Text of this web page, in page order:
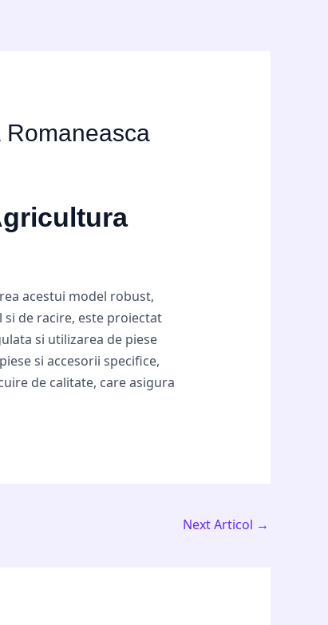
Romaneasca
acestui model robust,
de racire, este proiectat
si utilizarea de piese
si accesorii specifice,
de calitate, care asigura
Next Articol →